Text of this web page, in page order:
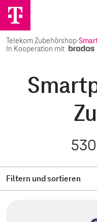
Telekom Zubehörshop·
In Kooperation mit
530
Filtern und sortieren